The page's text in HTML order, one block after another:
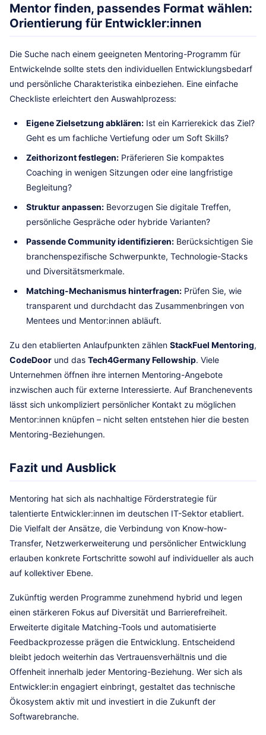
Mentor finden, passendes Format wählen:
Orientierung für Entwickler:innen
Die Suche nach einem geeigneten Mentoring-Programm für
Entwickelnde sollte stets den individuellen Entwicklungsbedarf
und persönliche Charakteristika einbeziehen. Eine einfache
Checkliste erleichtert den Auswahlprozess:
Eigene Zielsetzung abklären: Ist ein Karrierekick das Ziel?
Geht es um fachliche Vertiefung oder um Soft Skills?
Zeithorizont festlegen: Präferieren Sie kompaktes
Coaching in wenigen Sitzungen oder eine langfristige
Begleitung?
Struktur anpassen: Bevorzugen Sie digitale Treffen,
persönliche Gespräche oder hybride Varianten?
Passende Community identifizieren: Berücksichtigen Sie
branchenspezifische Schwerpunkte, Technologie-Stacks
und Diversitätsmerkmale.
Matching-Mechanismus hinterfragen: Prüfen Sie, wie
transparent und durchdacht das Zusammenbringen von
Mentees und Mentor:innen abläuft.
Zu den etablierten Anlaufpunkten zählen StackFuel Mentoring,
CodeDoor und das Tech4Germany Fellowship. Viele
Unternehmen öffnen ihre internen Mentoring-Angebote
inzwischen auch für externe Interessierte. Auf Branchenevents
lässt sich unkompliziert persönlicher Kontakt zu möglichen
Mentor:innen knüpfen – nicht selten entstehen hier die besten
Mentoring-Beziehungen.
Fazit und Ausblick
Mentoring hat sich als nachhaltige Förderstrategie für
talentierte Entwickler:innen im deutschen IT-Sektor etabliert.
Die Vielfalt der Ansätze, die Verbindung von Know-how-
Transfer, Netzwerkerweiterung und persönlicher Entwicklung
erlauben konkrete Fortschritte sowohl auf individueller als auch
auf kollektiver Ebene.
Zukünftig werden Programme zunehmend hybrid und legen
einen stärkeren Fokus auf Diversität und Barrierefreiheit.
Erweiterte digitale Matching-Tools und automatisierte
Feedbackprozesse prägen die Entwicklung. Entscheidend
bleibt jedoch weiterhin das Vertrauensverhältnis und die
Offenheit innerhalb jeder Mentoring-Beziehung. Wer sich als
Entwickler:in engagiert einbringt, gestaltet das technische
Ökosystem aktiv mit und investiert in die Zukunft der
Softwarebranche.